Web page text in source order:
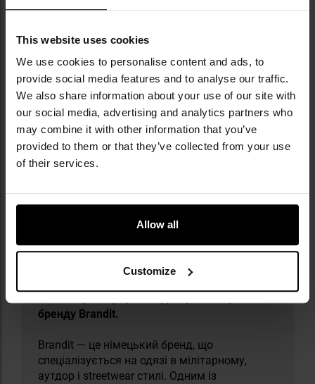
This website uses cookies
We use cookies to personalise content and ads, to
provide social media features and to analyse our traffic.
We also share information about your use of our site with
our social media, advertising and analytics partners who
may combine it with other information that you’ve
provided to them or that they’ve collected from your use
of their services.
Allow all
Customize
панель velcro
зовнішні блискавки з ручками C-ring
система MOLLE/PALS
поясний ремінь з пряжкою fastex
регулювання поясного ременя до 170 см
еластична мотузка типу bungee
Інформація про виробника та техніку безпеки
бренду Brandit.
Brandit — це німецький бренд, що
спеціалізується на одязі в мілітарному,
аутдор і streetwear стилі. Одним із